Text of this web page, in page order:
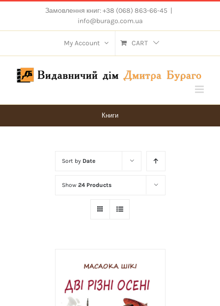
content
Замовлення книг: +38 (068) 863-66-45 |
info@burago.com.ua
My Account CART
Книги
Sort by Date
Show 24 Products